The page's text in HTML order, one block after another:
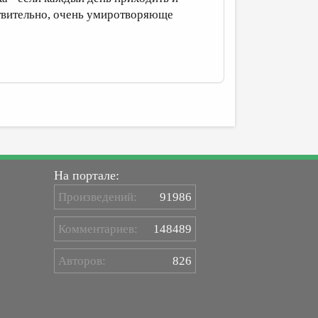
очень умиротворяюще
На портале:
Произведений: 91986
Комментариев: 148489
Авторов: 826